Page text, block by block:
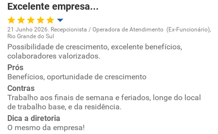
Recomenda esta empresa
Recomenda a diretoria
Excelente empresa...
Oportunidade de promoção
Ambiente de trabalho
Conciliação com a vida familiar
21 Junho 2026. Recepcionista / Operadora de Atendimento (Ex-Funcionário),
Rio Grande do Sul
Possibilidade de crescimento, excelente benefícios,
colaboradores valorizados.
Prós
Benefícios, oportunidade de crescimento
Contras
Trabalho aos finais de semana e feriados, longe do local
de trabalho base, e da residência.
Dica a diretoria
O mesmo da empresa!